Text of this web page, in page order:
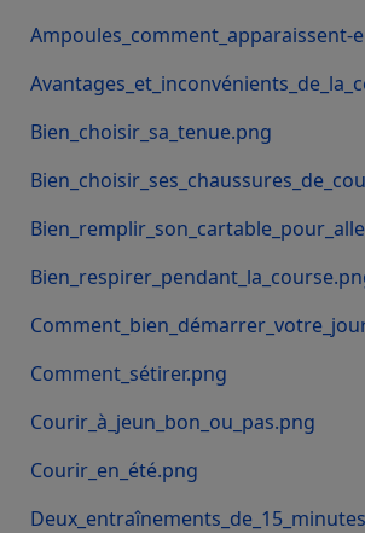
Ampoules_comment_apparaissent-
Bien_choisir_sa_tenue.png
Comment_sétirer.png
Courir_à_jeun_bon_ou_pas.png
Courir_en_été.png